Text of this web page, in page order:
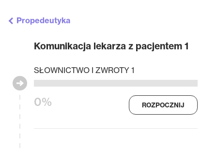
Propedeutyka
Komunikacja lekarza z pacjentem 1
0%
SŁOWNICTWO I ZWROTY 1
ROZPOCZNIJ